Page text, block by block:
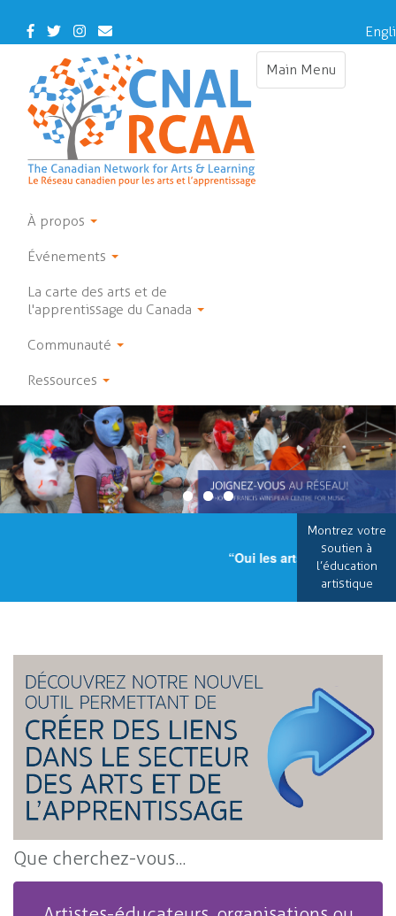
main
Facebook
TwitterInstagram
Contact
Us
Main Menu
Toggle
À propos
Événements
La carte des arts et de
l'apprentissage du Canada
Communauté
Ressources
“Oui les arts sont
Montrez votre
soutien à
l’éducation
artistique
Que cherchez-vous...